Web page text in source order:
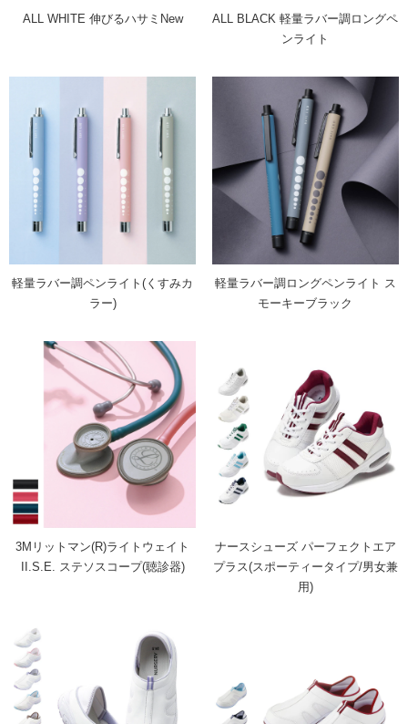
ALL WHITE 伸びるハサミNew
ALL BLACK 軽量ラバー調ロングペ
ンライト
軽量ラバー調ペンライト(くすみカ
ラー)
軽量ラバー調ロングペンライト ス
モーキーブラック
3Mリットマン(R)ライトウェイト
II.S.E. ステソスコープ(聴診器)
ナースシューズ パーフェクトエア
プラス(スポーティータイプ/男女兼
用)